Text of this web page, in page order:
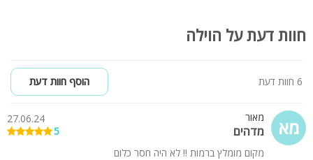
חוות דעת על הוילה
6 חוות דעת הוסף חוות דעת
מא מאור
מדהים
27.06.24
5
מקום מומלץ ברמות !! לא היה חסר כלום